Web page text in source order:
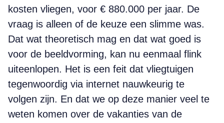
kosten vliegen, voor € 880.000 per jaar. De
vraag is alleen of de keuze een slimme was.
Dat wat theoretisch mag en dat wat goed is
voor de beeldvorming, kan nu eenmaal flink
uiteenlopen. Het is een feit dat vliegtuigen
tegenwoordig via internet nauwkeurig te
volgen zijn. En dat we op deze manier veel te
weten komen over de vakanties van de